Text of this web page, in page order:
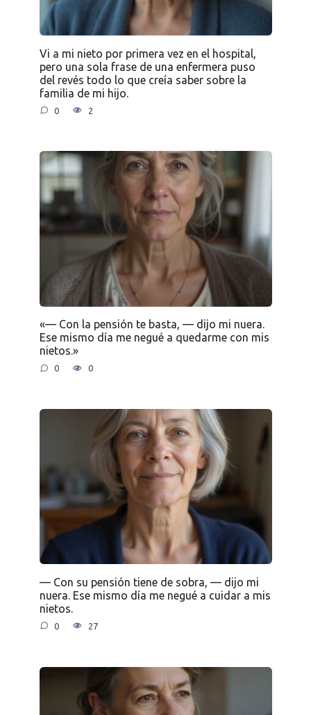
Vi a mi nieto por primera vez en el hospital,
pero una sola frase de una enfermera puso
del revés todo lo que creía saber sobre la
familia de mi hijo.
0 2
«— Con la pensión te basta, — dijo mi nuera.
Ese mismo día me negué a quedarme con mis
nietos.»
0 0
— Con su pensión tiene de sobra, — dijo mi
nuera. Ese mismo día me negué a cuidar a mis
nietos.
0 27